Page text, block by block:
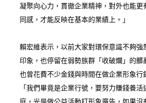
凝聚向心力，貫徹企業精神，對外也能更
同感，才能反映在基本的業績上。」
賴宏維表示，以前大家對環保意識不夠強
印象，也停留在弱勢族群「收破爛」的髒
也曾花費不少金錢與時間在做企業形象行
「我們畢竟是企業行號，要努力賺錢養活